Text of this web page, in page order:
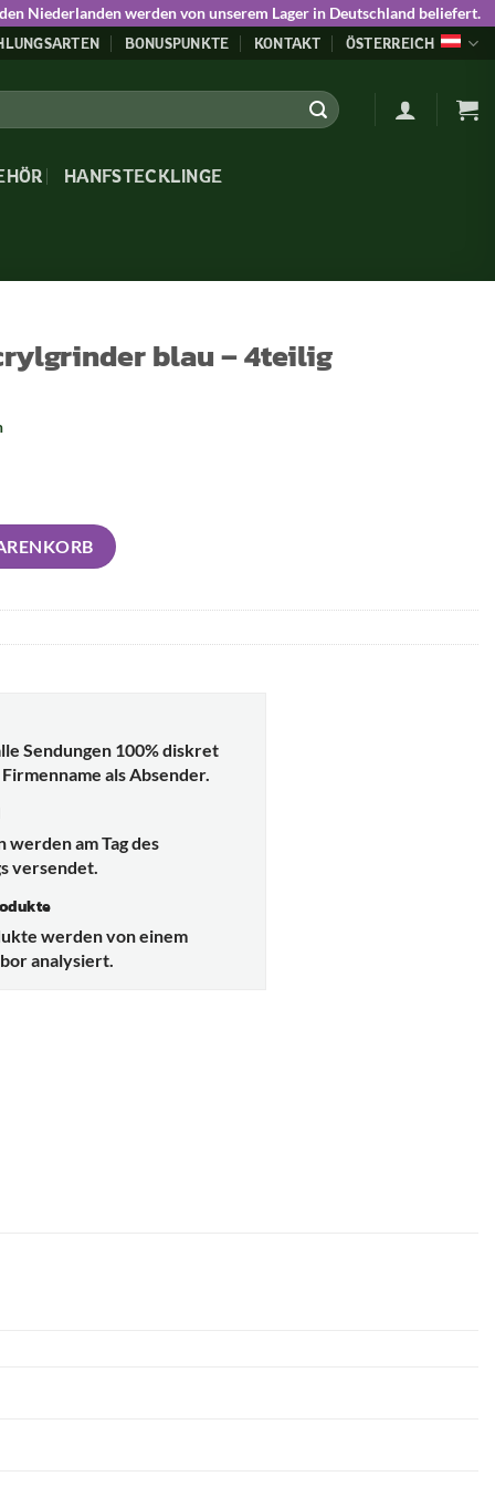
Niederlanden werden von unserem Lager in Deutschland beliefert.
BONUSPUNKTE KONTAKT ÖSTERREICH
HANFSTECKLINGE
blau – 4teilig
Menge
Sendungen 100% diskret
als Absender.
werden am Tag des
versendet.
werden von einem
analysiert.